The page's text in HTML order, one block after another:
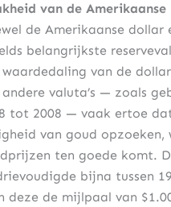
van de Amerikaanse
de Amerikaanse dollar
belangrijkste
waardedaling van de
valuta’s — zoals
tot 2008 — vaak ertoe
van goud opzoeken,
ten goede komt.
bijna tussen
deze de mijlpaal van